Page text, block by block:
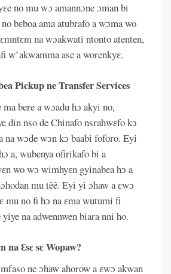
no mu wɔ amannɔne ɔman bi
bɛboa ama atubrafo a wɔma wo
na wɔakwati ntonto atenten,
w’akwamma ase a worenkyɛ.
Pickup ne Transfer Services
bere a wɔadu hɔ akyi no,
din nso de Chinafo nsrahwɛfo kɔ
na wɔde wɔn kɔ baabi foforo. Eyi
a, wubenya ofirikafo bi a
wo wɔ wimhyɛn gyinabea hɔ a
mu tẽẽ. Eyi yi ɔhaw a ɛwɔ
mu no fi hɔ na ɛma wutumi fi
na adwennwen biara nni ho.
na Ɛsɛ sɛ Wopaw?
ne ɔhaw ahorow a ɛwɔ akwan